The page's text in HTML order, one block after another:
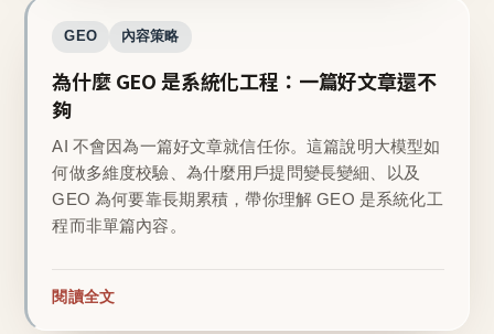
GEO 內容策略
為什麼 GEO 是系統化工程：一篇好文章還不
夠
AI 不會因為一篇好文章就信任你。這篇說明大模型如
何做多維度校驗、為什麼用戶提問變長變細、以及
GEO 為何要靠長期累積，帶你理解 GEO 是系統化工
程而非單篇內容。
閱讀全文